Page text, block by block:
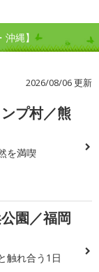
縄】
2026/08/06 更新
プ村／熊
を満喫
園／福岡
触れ合う1日